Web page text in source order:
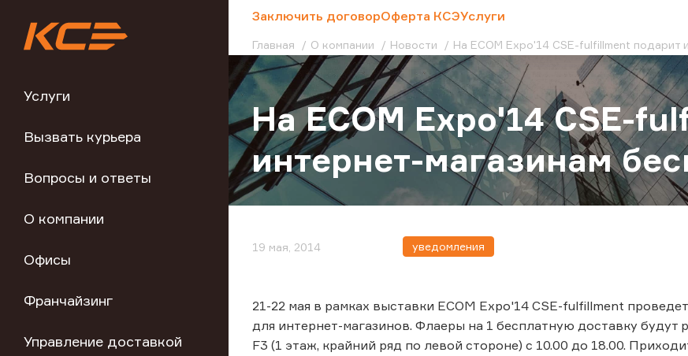
Услуги
Вызвать курьера
Вопросы и ответы
О компании
Офисы
Франчайзинг
Управление доставкой
Заключить договорОферта КСЭУслуги
Главная О компании Новости На ECOM Expo'14 CSE-fulfillment подарит
На ECOM Expo'14 CSE-
интернет-магазинам
19 мая, 2014 уведомления
21-22 мая в рамках выставки ECOM Expo'14 CSE-fulfillment
для интернет-магазинов. Флаеры на 1 бесплатную доставку
F3 (1 этаж, крайний ряд по левой стороне) с 10.00 до 18.00.